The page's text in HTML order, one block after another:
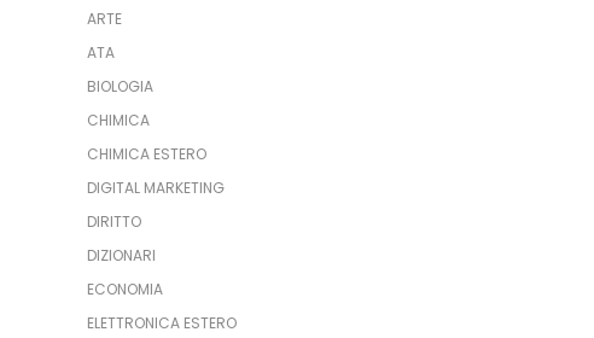
ARTE
ATA
BIOLOGIA
CHIMICA
CHIMICA ESTERO
DIGITAL MARKETING
DIRITTO
DIZIONARI
ECONOMIA
ELETTRONICA ESTERO